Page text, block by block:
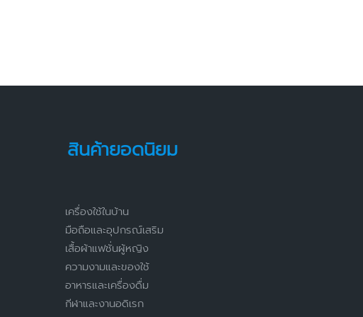
สินค้ายอดนิยม
เครื่องใช้ในบ้าน
มือถือและอุปกรณ์เสริม
เสื้อผ้าแฟชั่นผู้หญิง
ความงามและของใช้
อาหารและเครื่องดื่ม
กีฬาและงานอดิเรก